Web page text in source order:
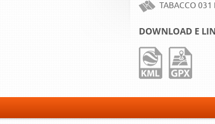
TABACCO 031
DOWNLOAD E